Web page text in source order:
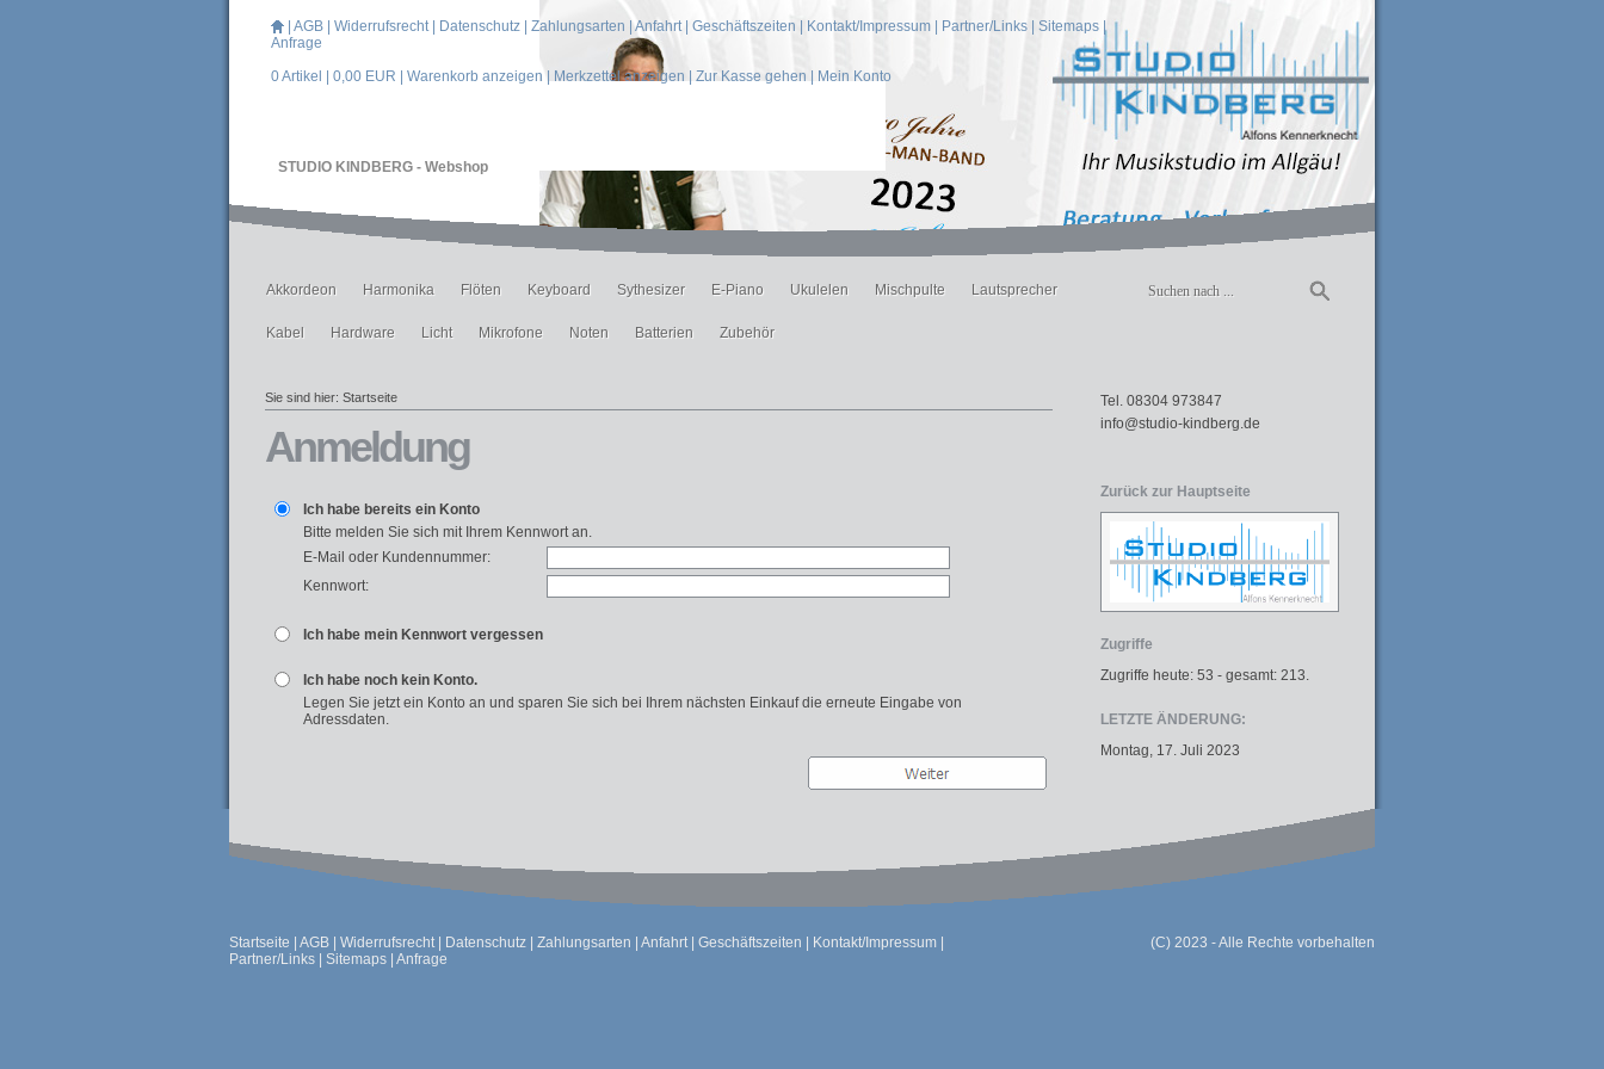
STUDIO KINDBERG - Webshop
AGB Widerrufsrecht| Datenschutz Zahlungsarten |Anfahrt| Geschäftszeiten Kontakt/Impressum Partner/Links Sitemaps |
Anfrage
0Artikel | 0,00 EUR | Warenkorb anzeigen Merkzettel anzeigen Zur Kasse gehen Mein Konto
Akkordeon Harmonika Flöten Keyboard Sythesizer E-Piano Ukulelen Mischpulte Lautsprecher
Kabel Hardware Licht Mikrofone Noten Batterien Zubehör
Sie sind hier: Startseite
Anmeldung
Ich habe bereits ein Konto
Bitte melden Sie sich mit Ihrem Kennwort an.
E-Mail oder Kundennummer:
Kennwort:
Ich habe mein Kennwort vergessen
Ich habe noch kein Konto.
Legen Sie jetzt ein Konto an und sparen Sie sich bei Ihrem nächsten Einkauf die erneute Eingabe von
Adressdaten.
Tel. 08304 973847
info@studio-kindberg.de
Zurück zur Hauptseite
Zugriffe
Zugriffe heute: 53 - gesamt: 213.
LETZTE ÄNDERUNG:
Montag, 17. Juli 2023
Startseite AGB Widerrufsrecht| Datenschutz Zahlungsarten Anfahrt| Geschäftszeiten Kontakt/Impressum
Partner/Links
Sitemaps Anfrage
(C) 2023 - Alle Rechte vorbehalten